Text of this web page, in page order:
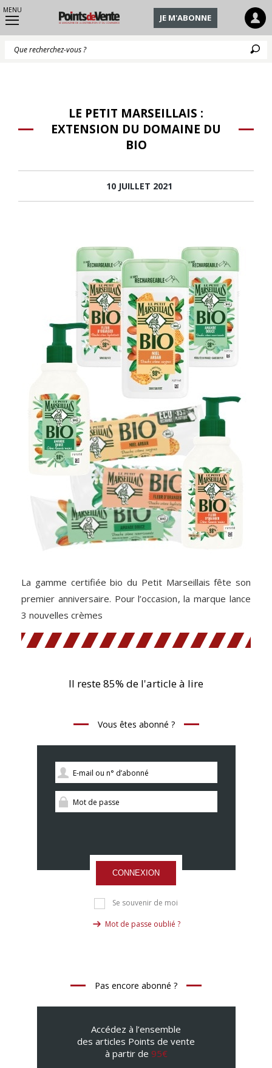
MENU
JE M'ABONNE
LE PETIT MARSEILLAIS :
EXTENSION DU DOMAINE DU
BIO
10 JUILLET 2021
La gamme certifiée bio du Petit Marseillais fête son
premier anniversaire. Pour l’occasion, la marque lance
3 nouvelles crèmes
Il reste 85% de l'article à lire
Vous êtes abonné ?
CONNEXION
Se souvenir de moi
Mot de passe oublié ?
Pas encore abonné ?
Accédez à l’ensemble
des articles Points de vente
à partir de 95€